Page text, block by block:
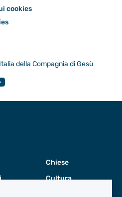
cookies
della Compagnia di Gesù
Chiese
Cultura